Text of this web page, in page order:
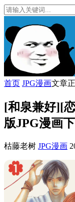
首页 JPG漫画文章
[和泉兼好][
版JPG漫画
枯藤老树 JPG漫画